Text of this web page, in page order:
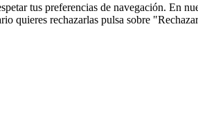
tus preferencias de navegación. En
quieres rechazarlas pulsa sobre